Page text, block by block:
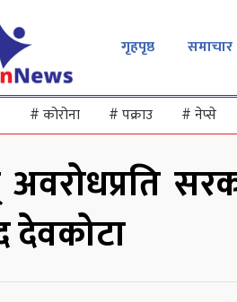
गृहपृष्ठ समाचार
#कोरोना #पक्राउ #नेप्से
देवकोटा